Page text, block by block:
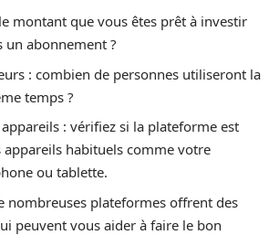
montant que vous êtes prêt à investir
un abonnement ?
: combien de personnes utiliseront la
temps ?
: vérifiez si la plateforme est
appareils habituels comme votre
ou tablette.
nombreuses plateformes offrent des
peuvent vous aider à faire le bon